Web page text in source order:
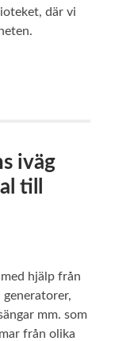
där vi
iväg
till
hjälp från
mm. som
från olika